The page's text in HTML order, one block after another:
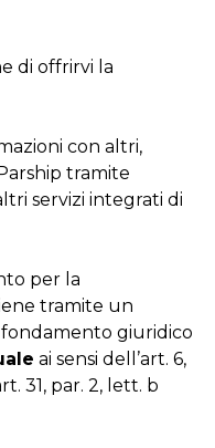
di offrirvi la
con altri,
tramite
servizi integrati di
per la
tramite un
giuridico
ai sensi dell’art. 6,
31, par. 2, lett. b